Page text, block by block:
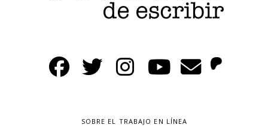
SOBRE EL TRABAJO EN LÍNEA